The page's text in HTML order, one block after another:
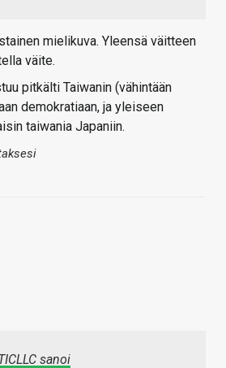
mielikuva. Yleensä väitteen
väite.
pitkälti Taiwanin (vähintään
demokratiaan, ja yleiseen
taiwania Japaniin.
sanoi